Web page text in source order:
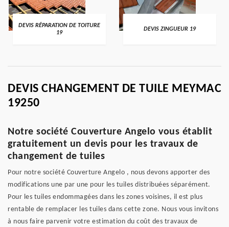
DEVIS RÉPARATION DE TOITURE
19
DEVIS ZINGUEUR 19
DEVIS CHANGEMENT DE TUILE MEYMAC
19250
Notre société Couverture Angelo vous établit
gratuitement un devis pour les travaux de
changement de tuiles
Pour notre société Couverture Angelo , nous devons apporter des
modifications une par une pour les tuiles distribuées séparément.
Pour les tuiles endommagées dans les zones voisines, il est plus
rentable de remplacer les tuiles dans cette zone. Nous vous invitons
à nous faire parvenir votre estimation du coût des travaux de